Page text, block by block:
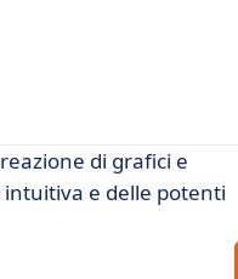
di grafici e
intuitiva e delle potenti